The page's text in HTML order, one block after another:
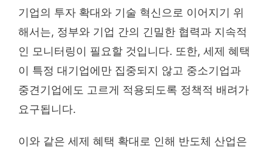
기업의 투자 확대와 기술 혁신으로 이어지기 위
해서는, 정부와 기업 간의 긴밀한 협력과 지속적
인 모니터링이 필요할 것입니다. 또한, 세제 혜택
이 특정 대기업에만 집중되지 않고 중소기업과
중견기업에도 고르게 적용되도록 정책적 배려가
요구됩니다.
이와 같은 세제 혜택 확대로 인해 반도체 산업은